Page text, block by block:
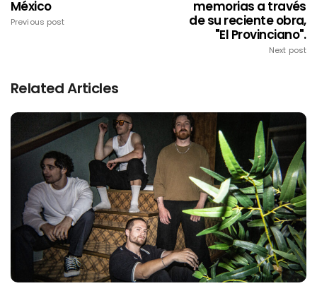
México
Previous post
memorias a través
de su reciente obra,
"El Provinciano".
Next post
Related Articles